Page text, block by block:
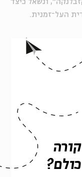
ונשאל כיצד
העל־זמנית.
מבקר קולנוע
לאירועים דומים
ט באב